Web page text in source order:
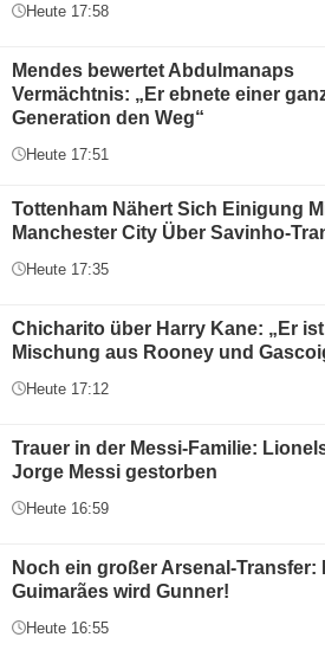
Heute 17:58
Mendes bewertet Abdulmanaps
Vermächtnis: „Er ebnete einer
Generation den Weg“
Heute 17:51
Tottenham Nähert Sich Einigung
Manchester City Über Savinho-
Heute 17:35
Chicharito über Harry Kane: „Er
Mischung aus Rooney und
Heute 17:12
Trauer in der Messi-Familie:
Jorge Messi gestorben
Heute 16:59
Noch ein großer Arsenal-Transfer:
Guimarães wird Gunner!
Heute 16:55